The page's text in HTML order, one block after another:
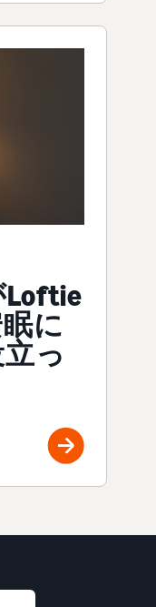
Loftie
に
っ